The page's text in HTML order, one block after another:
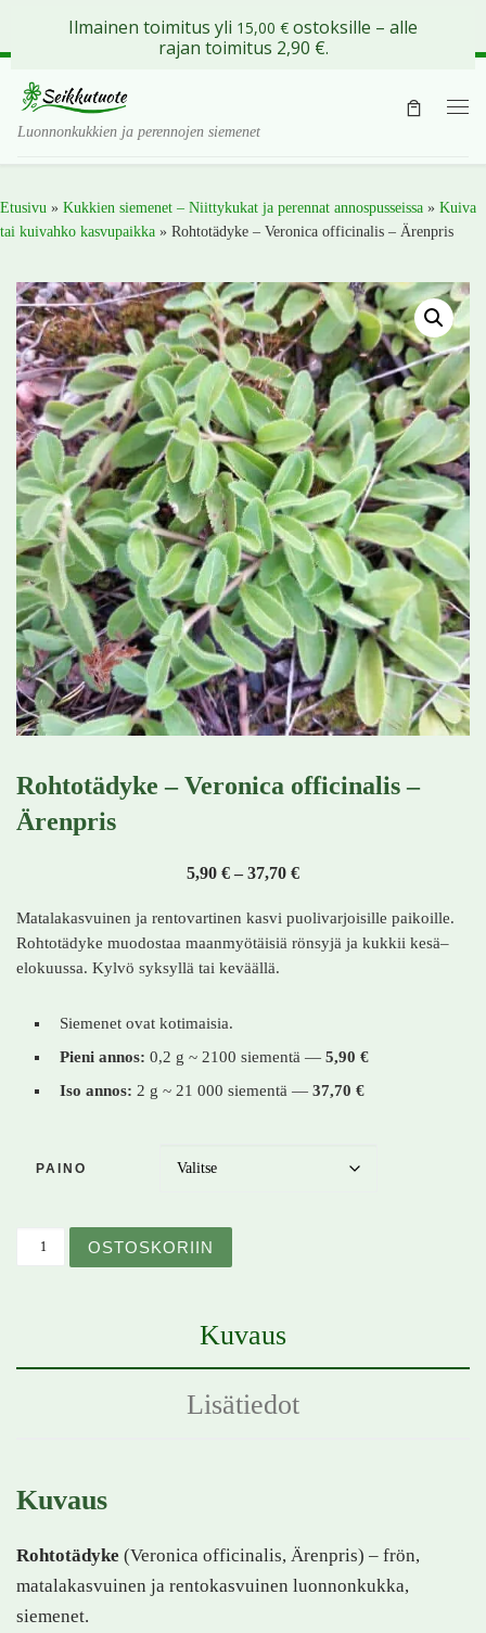
Skip to content
Luonnonkukkien ja perennojen siemenet
Etusivu » Kukkien siemenet – Niittykukat ja perennat annospusseissa » Kuiva
tai kuivahko kasvupaikka » Rohtotädyke – Veronica officinalis – Ärenpris
Rohtotädyke – Veronica officinalis –
Ärenpris
5,90 € – 37,70 €Hintaluokka: 5,90 € -
Matalakasvuinen ja rentovartinen kasvi puolivarjoisille paikoille.
Rohtotädyke muodostaa maanmyötäisiä rönsyjä ja kukkii kesä–
elokuussa. Kylvö syksyllä tai keväällä.
Siemenet ovat kotimaisia.
Pieni annos: 0,2 g ~ 2100 siementä — 5,90 €
Iso annos: 2 g ~ 21 000 siementä — 37,70 €
PAINO
OSTOSKORIIN
Kuvaus
Lisätiedot
Kuvaus
Rohtotädyke (Veronica officinalis, Ärenpris) – frön,
matalakasvuinen ja rentokasvuinen luonnonkukka,
siemenet.
Ilmainen toimitus yli 15,00 € ostoksille – alle
rajan toimitus 2,90 €.